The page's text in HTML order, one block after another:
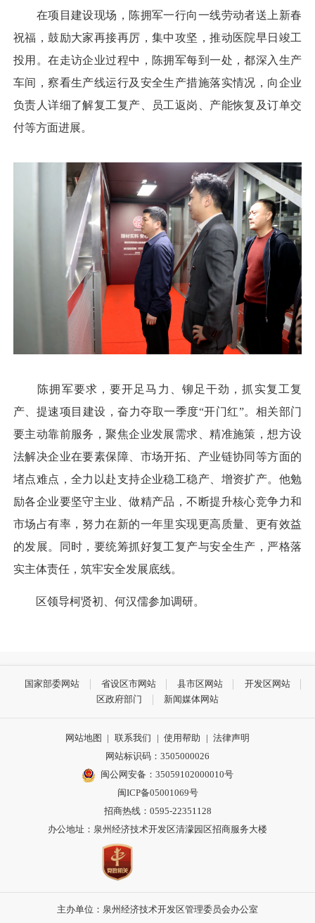
在项目建设现场，陈拥军一行向一线劳动者送上新春
祝福，鼓励大家再接再厉，集中攻坚，推动医院早日竣工
投用。在走访企业过程中，陈拥军每到一处，都深入生产
车间，察看生产线运行及安全生产措施落实情况，向企业
负责人详细了解复工复产、员工返岗、产能恢复及订单交
付等方面进展。
陈拥军要求，要开足马力、铆足干劲，抓实复工复
产、提速项目建设，奋力夺取一季度“开门红”。相关部门
要主动靠前服务，聚焦企业发展需求、精准施策，想方设
法解决企业在要素保障、市场开拓、产业链协同等方面的
堵点难点，全力以赴支持企业稳工稳产、增资扩产。他勉
励各企业要坚守主业、做精产品，不断提升核心竞争力和
市场占有率，努力在新的一年里实现更高质量、更有效益
的发展。同时，要统筹抓好复工复产与安全生产，严格落
实主体责任，筑牢安全发展底线。
区领导柯贤初、何汉儒参加调研。
国家部委网站 省设区市网站 县市区网站
开发区网站
区政府部门
新闻媒体网站
网站地图 | 联系我们 | 使用帮助 | 法律声明
网站标识码：3505000026
闽公网安备：35059102000010号
闽ICP备05001069号
招商热线：0595-22351128
办公地址：泉州经济技术开发区清濛园区招商服务大楼
主办单位：泉州经济技术开发区管理委员会办公室